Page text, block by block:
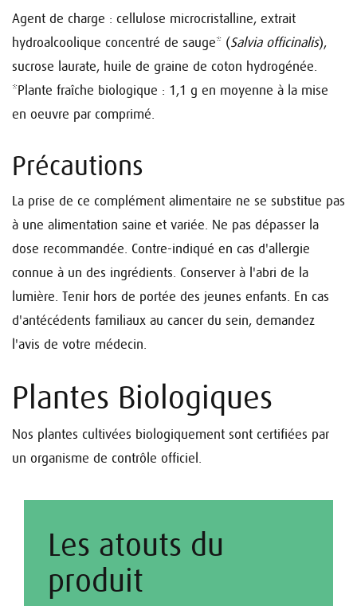
Agent de charge : cellulose microcristalline, extrait
hydroalcoolique concentré de sauge* (Salvia officinalis),
sucrose laurate, huile de graine de coton hydrogénée.
*Plante fraîche biologique : 1,1 g en moyenne à la mise
en oeuvre par comprimé.
Précautions
La prise de ce complément alimentaire ne se substitue pas
à une alimentation saine et variée. Ne pas dépasser la
dose recommandée. Contre-indiqué en cas d'allergie
connue à un des ingrédients. Conserver à l'abri de la
lumière. Tenir hors de portée des jeunes enfants. En cas
d'antécédents familiaux au cancer du sein, demandez
l'avis de votre médecin.
Plantes Biologiques
Nos plantes cultivées biologiquement sont certifiées par
un organisme de contrôle officiel.
Les atouts du
produit